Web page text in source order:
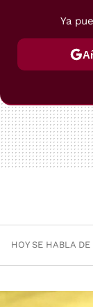
POSTRES
HOY SE HABLA DE
Ya